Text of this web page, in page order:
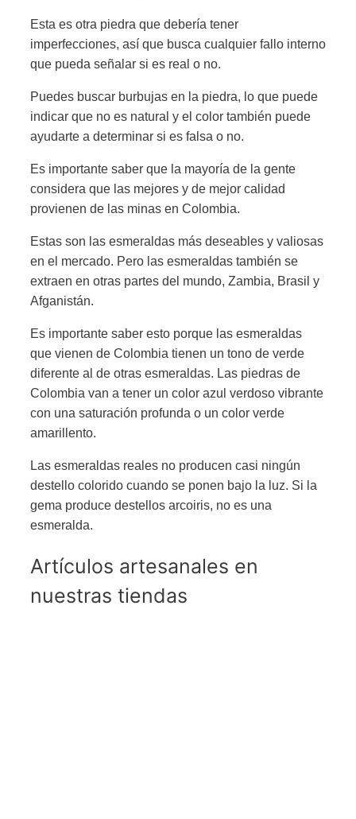
Esta es otra piedra que debería tener
imperfecciones, así que busca cualquier fallo interno
que pueda señalar si es real o no.
Puedes buscar burbujas en la piedra, lo que puede
indicar que no es natural y el color también puede
ayudarte a determinar si es falsa o no.
Es importante saber que la mayoría de la gente
considera que las mejores y de mejor calidad
provienen de las minas en Colombia.
Estas son las esmeraldas más deseables y valiosas
en el mercado. Pero las esmeraldas también se
extraen en otras partes del mundo, Zambia, Brasil y
Afganistán.
Es importante saber esto porque las esmeraldas
que vienen de Colombia tienen un tono de verde
diferente al de otras esmeraldas. Las piedras de
Colombia van a tener un color azul verdoso vibrante
con una saturación profunda o un color verde
amarillento.
Las esmeraldas reales no producen casi ningún
destello colorido cuando se ponen bajo la luz. Si la
gema produce destellos arcoiris, no es una
esmeralda.
Artículos artesanales en
nuestras tiendas